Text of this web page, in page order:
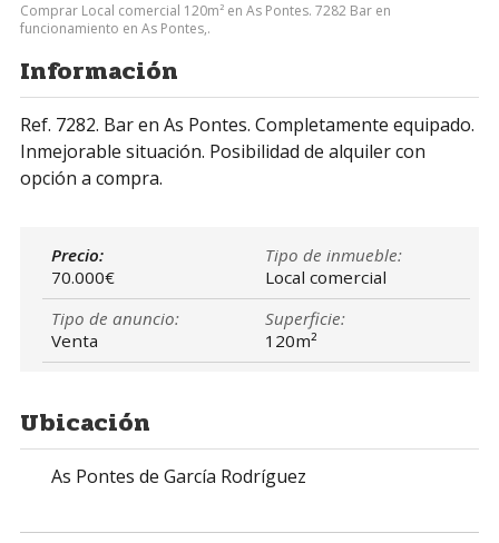
Comprar Local comercial 120m² en As Pontes. 7282 Bar en
funcionamiento en As Pontes,.
Información
Ref. 7282. Bar en As Pontes. Completamente equipado.
Inmejorable situación. Posibilidad de alquiler con
opción a compra.
Precio:
70.000€
Tipo de inmueble:
Local comercial
Tipo de anuncio:
Venta
Superficie:
120m²
Ubicación
As Pontes de García Rodríguez